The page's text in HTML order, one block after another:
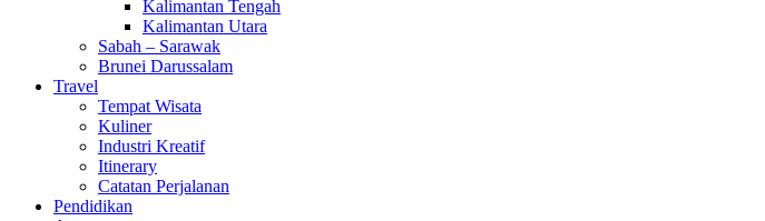
Kalimantan Tengah
Kalimantan Utara
Sabah – Sarawak
Brunei Darussalam
Travel
Tempat Wisata
Kuliner
Industri Kreatif
Itinerary
Catatan Perjalanan
Pendidikan